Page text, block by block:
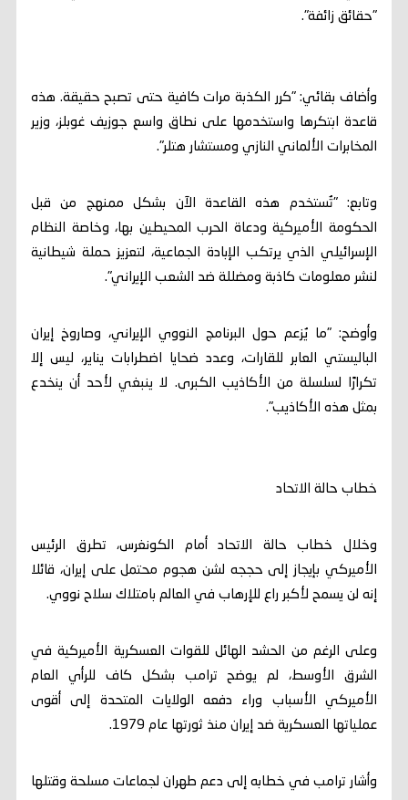
"حقائق زائفة".
وأضاف بقائي: "كرر الكذبة مرات كافية حتى تصبح حقيقة. هذه
قاعدة ابتكرها واستخدمها على نطاق واسع جوزيف غوبلز، وزير
المخابرات الألماني النازي ومستشار هتلر".
وتابع: "تُستخدم هذه القاعدة الآن بشكل ممنهج من قبل
الحكومة الأميركية ودعاة الحرب المحيطين بها، وخاصة النظام
الإسرائيلي الذي يرتكب الإبادة الجماعية، لتعزيز حملة شيطانية
لنشر معلومات كاذبة ومضللة ضد الشعب الإيراني".
وأوضح: "ما يُزعم حول البرنامج النووي الإيراني، وصاروخ إيران
الباليستي العابر للقارات، وعدد ضحايا اضطرابات يناير، ليس إلا
تكرارًا لسلسلة من الأكاذيب الكبرى. لا ينبغي لأحد أن ينخدع
بمثل هذه الأكاذيب".
خطاب حالة الاتحاد
وخلال خطاب حالة الاتحاد ​أمام الكونغرس، تطرق الرئيس
الأميركي بإيجاز إلى حججه لشن هجوم محتمل على إيران، قائلا
⁠إنه لن يسمح لأكبر راع للإرهاب في العالم بامتلاك سلاح نووي.
وعلى الرغم من الحشد الهائل للقوات العسكرية الأميركية في
الشرق الأوسط، لم يوضح ترامب بشكل كاف للرأي العام
الأميركي الأسباب وراء دفعه الولايات المتحدة إلى أقوى
عملياتها العسكرية ضد إيران منذ ثورتها عام 1979.
وأشار ترامب في خطابه إلى دعم طهران لجماعات مسلحة وقتلها